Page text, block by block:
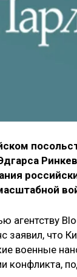
агентству
заявил, что
военные
конфликта,